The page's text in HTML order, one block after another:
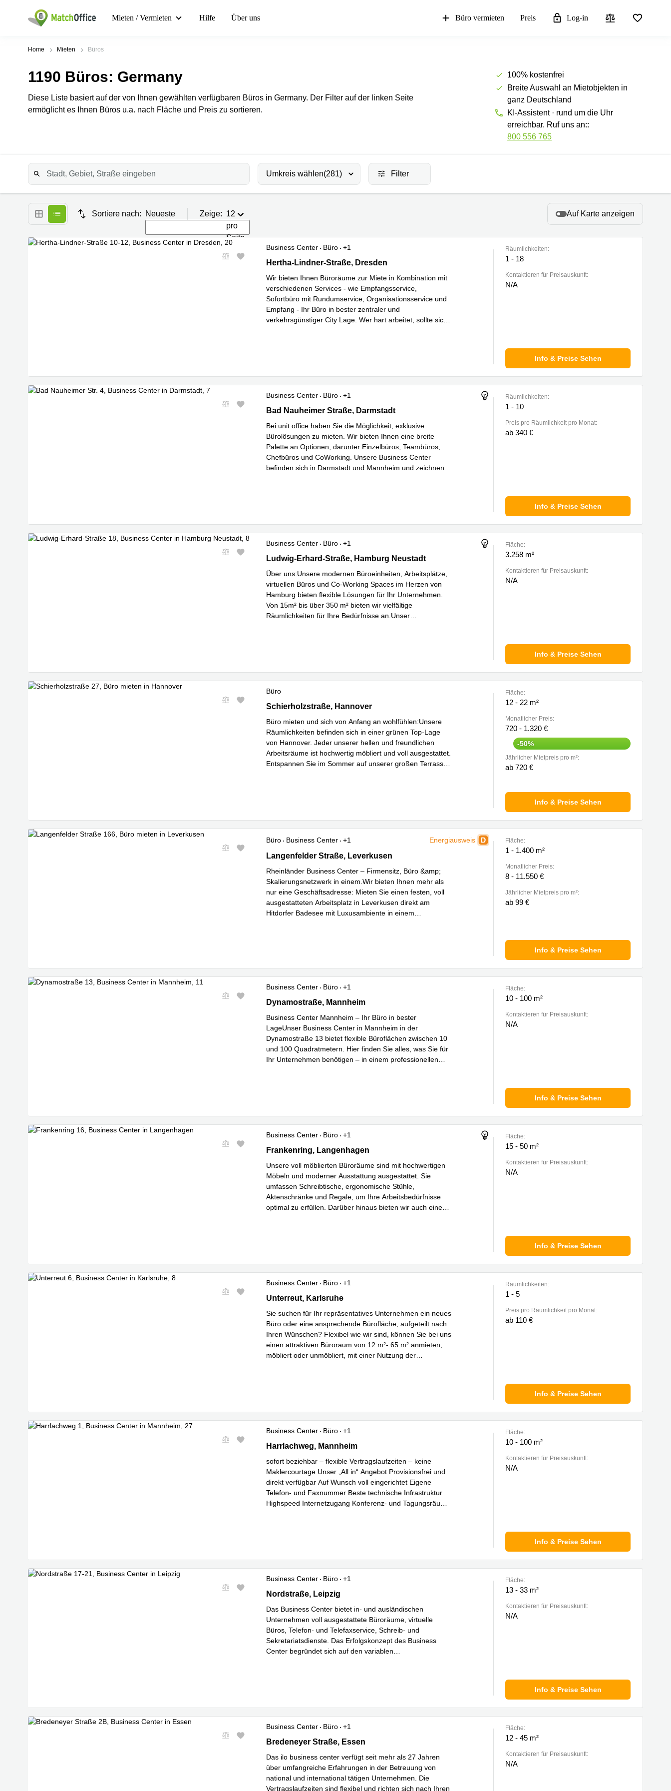
Mieten / Vermieten Hilfe Über uns Büro vermieten Preis Log-in
Home Mieten Büros
1190 Büros: Germany
Diese Liste basiert auf der von Ihnen gewählten verfügbaren Büros in Germany. Der Filter auf der linken Seite
ermöglicht es Ihnen Büros u.a. nach Fläche und Preis zu sortieren.
100% kostenfrei
Breite Auswahl an Mietobjekten in
ganz Deutschland
KI-Assistent · rund um die Uhr
erreichbar. Ruf uns an::
800 556 765
Umkreis wählen(281) Filter
Sortiere nach: Neueste Zeige: 12
pro
Seite
Auf Karte anzeigen
Business Center Büro
+1
Hertha-Lindner-Straße 10-12, Dresden
Hertha-Lindner-Straße, Dresden
Wir bieten Ihnen Büroräume zur Miete in Kombination mit
verschiedenen Services - wie Empfangsservice,
Sofortbüro mit Rundumservice, Organisationsservice und
Empfang - Ihr Büro in bester zentraler und
verkehrsgünstiger City Lage. Wer hart arbeitet, sollte sich
Räumlichkeiten:
1 - 18
Kontaktieren für Preisauskunft:
N/A
Info & Preise Sehen
Business Center Büro
+1
Bad Nauheimer Str. 4, Darmstadt
Bad Nauheimer Straße, Darmstadt
Bei unit office haben Sie die Möglichkeit, exklusive
Bürolösungen zu mieten. Wir bieten Ihnen eine breite
Palette an Optionen, darunter Einzelbüros, Teambüros,
Chefbüros und CoWorking. Unsere Business Center
befinden sich in Darmstadt und Mannheim und zeichnen
Räumlichkeiten:
1 - 10
Preis pro Räumlichkeit pro Monat:
ab 340 €
Info & Preise Sehen
Business Center Büro
+1
Ludwig-Erhard-Straße 18, Hamburg Neustadt
Ludwig-Erhard-Straße, Hamburg Neustadt
Über uns:​Unsere modernen Büroeinheiten, Arbeitsplätze,
virtuellen Büros und Co-Working Spaces im Herzen von
Hamburg bieten flexible Lösungen für Ihr Unternehmen.
Von 15m² bis über 350 m² bieten wir vielfältige
Räumlichkeiten für Ihre Bedürfnisse an.Unser
Fläche:
3.258 m²
Kontaktieren für Preisauskunft:
N/A
Info & Preise Sehen
Büro
Schierholzstraße 27, Hannover
Schierholzstraße, Hannover
Büro mieten und sich von Anfang an wohlfühlen:Unsere
Räumlichkeiten befinden sich in einer grünen Top-Lage
von Hannover. Jeder unserer hellen und freundlichen
Arbeitsräume ist hochwertig möbliert und voll ausgestattet.
Entspannen Sie im Sommer auf unserer großen Terrasse
Fläche:
12 - 22 m²
Monatlicher Preis:
720 - 1.320 €
-50%
Jährlicher Mietpreis pro m²:
ab 720 €
Info & Preise Sehen
Büro Business Center +1
Energiausweis
Langenfelder Straße 166, Leverkusen
Langenfelder Straße, Leverkusen
Rheinländer Business Center – Firmensitz, Büro &amp;
Skalierungsnetzwerk in einem.Wir bieten Ihnen mehr als
nur eine Geschäftsadresse: Mieten Sie einen festen, voll
ausgestatteten Arbeitsplatz in Leverkusen direkt am
Hitdorfer Badesee mit Luxusambiente in einem
Fläche:
1 - 1.400 m²
Monatlicher Preis:
8 - 11.550 €
Jährlicher Mietpreis pro m²:
ab 99 €
Info & Preise Sehen
Business Center Büro
+1
Dynamostraße 13, Mannheim
Dynamostraße, Mannheim
Business Center Mannheim – Ihr Büro in bester
LageUnser Business Center in Mannheim in der
Dynamostraße 13 bietet flexible Büroflächen zwischen 10
und 100 Quadratmetern. Hier finden Sie alles, was Sie für
Ihr Unternehmen benötigen – in einem professionellen
Fläche:
10 - 100 m²
Kontaktieren für Preisauskunft:
N/A
Info & Preise Sehen
Business Center Büro
+1
Frankenring 16, Langenhagen
Frankenring, Langenhagen
Unsere voll möblierten Büroräume sind mit hochwertigen
Möbeln und moderner Ausstattung ausgestattet. Sie
umfassen Schreibtische, ergonomische Stühle,
Aktenschränke und Regale, um Ihre Arbeitsbedürfnisse
optimal zu erfüllen. Darüber hinaus bieten wir auch eine
Fläche:
15 - 50 m²
Kontaktieren für Preisauskunft:
N/A
Info & Preise Sehen
Business Center Büro
+1
Unterreut 6, Karlsruhe
Unterreut, Karlsruhe
Sie suchen für Ihr repräsentatives Unternehmen ein neues
Büro oder eine ansprechende Bürofläche, aufgeteilt nach
Ihren Wünschen? Flexibel wie wir sind, können Sie bei uns
einen attraktiven Büroraum von 12 m²- 65 m² anmieten,
möbliert oder unmöbliert, mit einer Nutzung der
Räumlichkeiten:
1 - 5
Preis pro Räumlichkeit pro Monat:
ab 110 €
Info & Preise Sehen
Business Center Büro
+1
Harrlachweg 1, Mannheim
Harrlachweg, Mannheim
sofort beziehbar – flexible Vertragslaufzeiten – keine
Maklercourtage Unser „All in“ Angebot Provisionsfrei und
direkt verfügbar Auf Wunsch voll eingerichtet Eigene
Telefon- und Faxnummer Beste technische Infrastruktur
Highspeed Internetzugang Konferenz- und Tagungsräume
Fläche:
10 - 100 m²
Kontaktieren für Preisauskunft:
N/A
Info & Preise Sehen
Business Center Büro
+1
Nordstraße 17-21, Leipzig
Nordstraße, Leipzig
Das Business Center bietet in- und ausländischen
Unternehmen voll ausgestattete Büroräume, virtuelle
Büros, Telefon- und Telefaxservice, Schreib- und
Sekretariatsdienste. Das Erfolgskonzept des Business
Center begründet sich auf den variablen
Fläche:
13 - 33 m²
Kontaktieren für Preisauskunft:
N/A
Info & Preise Sehen
Business Center Büro
+1
Bredeneyer Straße 2B, Essen
Bredeneyer Straße, Essen
Das ilo business center verfügt seit mehr als 27 Jahren
über umfangreiche Erfahrungen in der Betreuung von
national und international tätigen Unternehmen. Die
Vertragslaufzeiten sind flexibel und richten sich nach Ihren
Fläche:
12 - 45 m²
Kontaktieren für Preisauskunft:
N/A